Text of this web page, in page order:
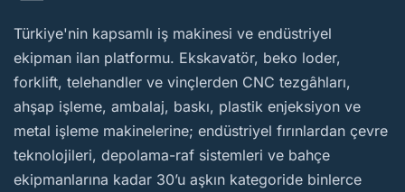
BirMakine
Türkiye'nin kapsamlı iş makinesi ve endüstriyel
ekipman ilan platformu. Ekskavatör, beko loder,
forklift, telehandler ve vinçlerden CNC tezgâhları,
ahşap işleme, ambalaj, baskı, plastik enjeksiyon ve
metal işleme makinelerine; endüstriyel fırınlardan çevre
teknolojileri, depolama-raf sistemleri ve bahçe
ekipmanlarına kadar 30’u aşkın kategoride binlerce